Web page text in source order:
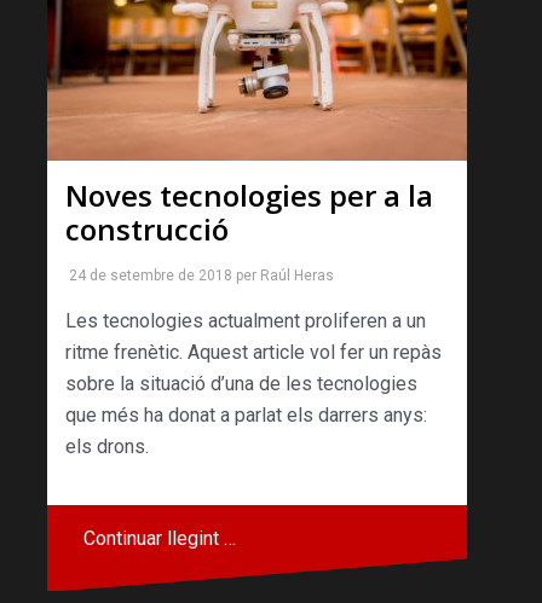
Noves tecnologies per a la
construcció
24 de setembre de 2018 per Raúl Heras
Les tecnologies actualment proliferen a un
ritme frenètic. Aquest article vol fer un repàs
sobre la situació d’una de les tecnologies
que més ha donat a parlat els darrers anys:
els drons.
Continuar llegint …